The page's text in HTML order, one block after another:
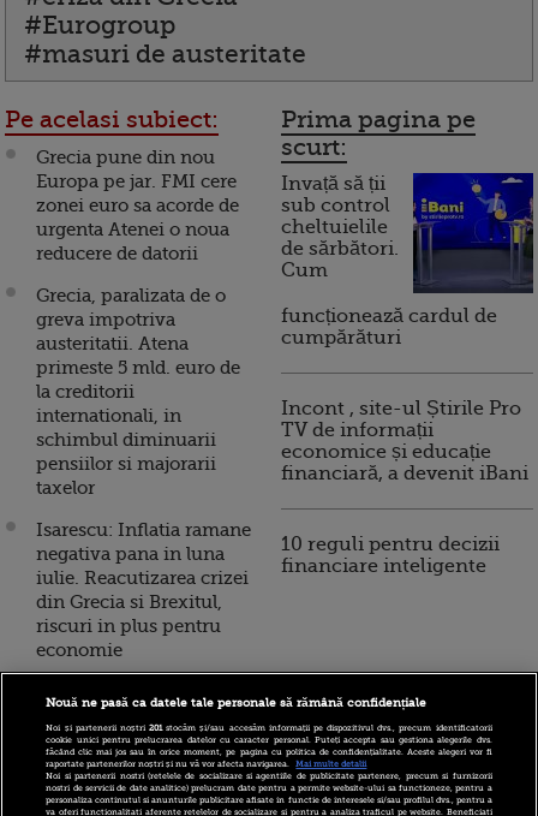
#Eurogroup
#masuri de austeritate
Pe acelasi subiect:
Grecia pune din nou
Europa pe jar. FMI cere
zonei euro sa acorde de
urgenta Atenei o noua
reducere de datorii
Grecia, paralizata de o
greva impotriva
austeritatii. Atena
primeste 5 mld. euro de
la creditorii
internationali, in
schimbul diminuarii
pensiilor si majorarii
taxelor
Isarescu: Inflatia ramane
negativa pana in luna
iulie. Reacutizarea crizei
din Grecia si Brexitul,
riscuri in plus pentru
economie
Doar 5% din ajutorul
Grecia a ajuns in
economie. Ce au facut
autoritatile de la Atena cu
Prima pagina pe
scurt:
Invață să ții
sub control
cheltuielile
de sărbători.
Cum
funcționează cardul de
cumpărături
Incont , site-ul Știrile Pro
TV de informații
economice și educație
financiară, a devenit iBani
10 reguli pentru decizii
financiare inteligente
Nouă ne pasă ca datele tale personale să rămână confidențiale
Noi și partenerii noștri201stocăm și/sau accesăm informații pe dispozitivul dvs., precum identificatorii
cookie unici pentru prelucrarea datelor cu caracter personal. Puteți accepta sau gestiona alegerile dvs.
făcând clic mai jos sau în orice moment, pe pagina cu politica de confidențialitate. Aceste alegeri vor fi
raportate partenerilor noștri și nu vă vor afecta navigarea.
Mai multe detalii
Noi si partenerii nostri (retelele de socializare si agentiile de publicitate partenere, precum si furnizorii
nostri de servicii de date analitice) prelucram date pentru a permite website-ului sa functioneze, pentru a
personaliza continutul si anunturile publicitare afisate in functie de interesele si/sau profilul dvs., pentru a
va oferi functionalitati aferente retelelor de socializare si pentru a analiza traficul pe website. Beneficiati